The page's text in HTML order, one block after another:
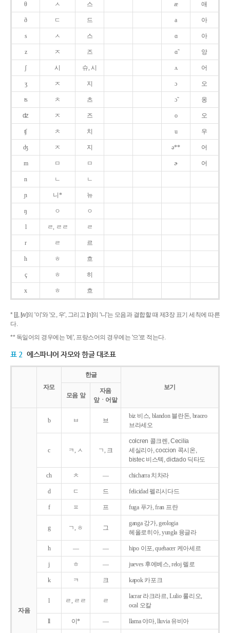
θ ㅅ 스 æ 애
ð ㄷ 드 a 아
s ㅅ 스 ɑ 아
z ㅈ 즈 ɑ̃ 앙
ʃ 시 슈, 시 ʌ 어
ʒ ㅈ 지 ɔ 오
ʦ ㅊ 츠 ɔ̃ 옹
ʣ ㅈ 즈 o 오
ʧ ㅊ 치 u 우
ʤ ㅈ 지 ə** 어
m ㅁ ㅁ ɚ 어
n ㄴ ㄴ
ɲ 니* 뉴
ŋ ㅇ ㅇ
l ㄹ, ㄹㄹ ㄹ
r ㄹ 르
h ㅎ 흐
ç ㅎ 히
x ㅎ 흐
* [j], [w]의 '이'와 '오, 우', 그리고 [ɲ]의 '니'는 모음과 결합할 때 제3장 표기 세칙에 따른
다.
** 독일어의 경우에는 '에', 프랑스어의 경우에는 '으'로 적는다.
표 2 에스파냐어 자모와 한글 대조표
자모
한글
보기
모음 앞
자음
앞ㆍ어말
자음
b ㅂ 브
biz 비스, blandon 블란돈, braceo
브라세오
c ㅋ, ㅅ ㄱ, 크
colcren 콜크렌, Cecilia
세실리아, coccion 콕시온,
bistec 비스텍, dictado 딕타도
ch ㅊ ― chicharra 치차라
d ㄷ 드 felicidad 펠리시다드
f ㅍ 프 fuga 푸가, fran 프란
g ㄱ, ㅎ 그
ganga 강가, geologia
헤올로히아, yungla 융글라
h ― ― hipo 이포, quehacer 케아세르
j ㅎ ― jueves 후에베스, reloj 렐로
k ㅋ 크 kapok 카포크
l ㄹ, ㄹㄹ ㄹ
lacrar 라크라르, Lulio 룰리오,
ocal 오칼
ll 이* ― llama 야마, lluvia 유비아